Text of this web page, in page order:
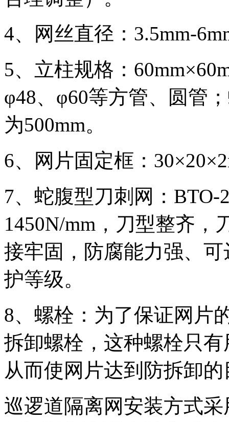
4、网丝直径：3.5mm-
5、立柱规格：
φ48、φ60等方管、圆管
为500mm。
6、网片固定框：
7、蛇腹型刀刺网：
1450N/mm，刀型整齐，
接牢固，防腐能力强、
护等级。
8、螺栓：为了保证网片
拆卸螺栓，这种螺栓只
从而使网片达到防拆卸
巡逻道隔离网安装方式